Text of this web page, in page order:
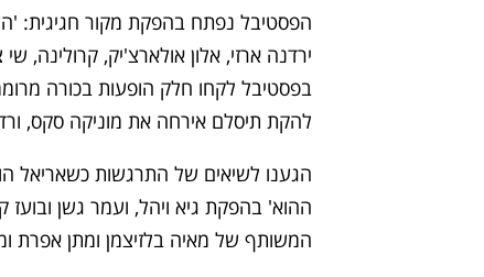
הפסטיבל נפתח בהפקת מקור חגיגית:
ירדנה ארזי, אלון אולארצ'יק, קרולינה,
בפסטיבל לקחו חלק הופעות בכורה
להקת תיסלם אירחה את מוניקה סקס,
ההוא' בהפקת גיא ויהל, ועמר גשן
המשותף של מאיה בלזיצמן ומתן אפרת